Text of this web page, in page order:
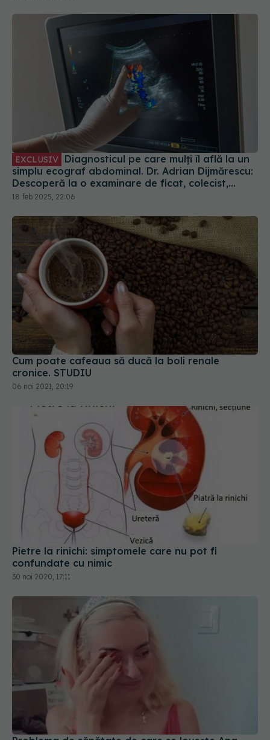
EXCLUSIV
simplu ecograf abdominal. Dr. Adrian Dijmărescu:
Descoperă la o examinare de ficat, colecist,
pancreas
18 feb 2025, 22:06
Cum poate cafeaua să ducă la boli renale
cronice. STUDIU
06 noi 2021, 20:19
Pietre la rinichi: simptomele care nu pot fi
confundate cu nimic
30 noi 2020, 17:11